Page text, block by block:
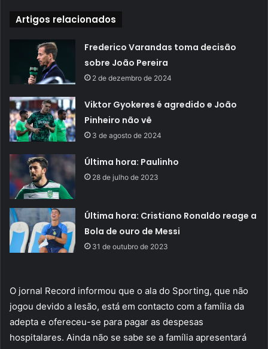
Artigos relacionados
Frederico Varandas toma decisão
sobre João Pereira
2 de dezembro de 2024
Viktor Gyokeres é agredido e João
Pinheiro não vê
3 de agosto de 2024
Última hora: Paulinho
28 de julho de 2023
Última hora: Cristiano Ronaldo reage a
Bola de ouro de Messi
31 de outubro de 2023
O jornal Record informou que o ala do Sporting, que não
jogou devido a lesão, está em contacto com a família da
adepta e ofereceu-se para pagar as despesas
hospitalares. Ainda não se sabe se a família apresentará